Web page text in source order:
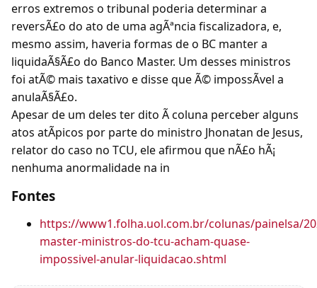
erros extremos o tribunal poderia determinar a
reversÃ£o do ato de uma agÃªncia fiscalizadora, e,
mesmo assim, haveria formas de o BC manter a
liquidaÃ§Ã£o do Banco Master. Um desses ministros
foi atÃ© mais taxativo e disse que Ã© impossÃvel a
anulaÃ§Ã£o.
Apesar de um deles ter dito Ã coluna perceber alguns
atos atÃpicos por parte do ministro Jhonatan de Jesus,
relator do caso no TCU, ele afirmou que nÃ£o hÃ¡
nenhuma anormalidade na in
Fontes
https://www1.folha.uol.com.br/colunas/painelsa/
master-ministros-do-tcu-acham-quase-
impossivel-anular-liquidacao.shtml